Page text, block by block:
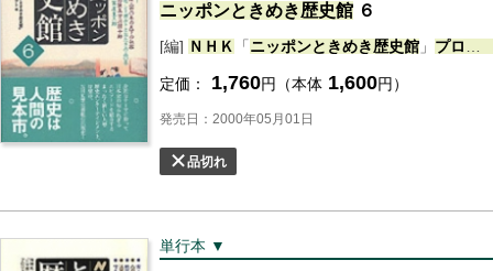
ニッポンときめき歴史館 ６
[編] ＮＨＫ 「ニッポンときめき歴史館 」 プロジェクト
定価： 1,760円（本体 1,600円）
発売日：2000年05月01日
品切れ
単行本 ▼